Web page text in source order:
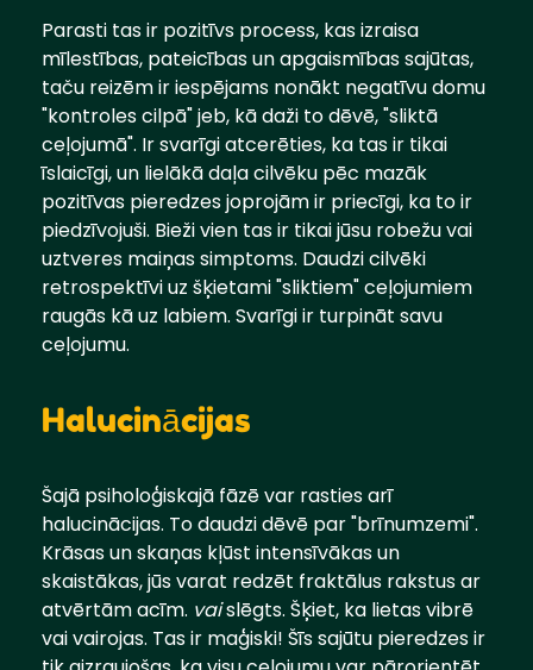
Parasti tas ir pozitīvs process, kas izraisa
mīlestības, pateicības un apgaismības sajūtas,
taču reizēm ir iespējams nonākt negatīvu domu
"kontroles cilpā" jeb, kā daži to dēvē, "sliktā
ceļojumā". Ir svarīgi atcerēties, ka tas ir tikai
īslaicīgi, un lielākā daļa cilvēku pēc mazāk
pozitīvas pieredzes joprojām ir priecīgi, ka to ir
piedzīvojuši. Bieži vien tas ir tikai jūsu robežu vai
uztveres maiņas simptoms. Daudzi cilvēki
retrospektīvi uz šķietami "sliktiem" ceļojumiem
raugās kā uz labiem. Svarīgi ir turpināt savu
ceļojumu.
Halucinācijas
Šajā psiholoģiskajā fāzē var rasties arī
halucinācijas. To daudzi dēvē par "brīnumzemi".
Krāsas un skaņas kļūst intensīvākas un
skaistākas, jūs varat redzēt fraktālus rakstus ar
atvērtām acīm. vaislēgts. Šķiet, ka lietas vibrē
vai vairojas. Tas ir maģiski! Šīs sajūtu pieredzes ir